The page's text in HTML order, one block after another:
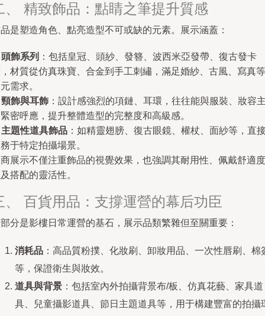
、 精致飾品：點睛之筆提升質感
是塑造角色、點亮造型不可或缺的元素。展示涵蓋：
頭飾系列 ：包括皇冠、頭紗、發簪、波西米亞發帶、復古發卡
材質從仿真珠寶、合金到手工刺繡，滿足婚紗、古風、寫真等
需求。
頸飾與耳飾 ：設計感強烈的項鏈、耳環，往往能與服裝、妝容
密呼應，提升整體造型的完整度和高級感。
主題性道具飾品 ：如精靈翅膀、復古眼鏡、權杖、面紗等，直
于特定拍攝場景。
展示不僅注重飾品的視覺效果，也強調其耐用性、佩戴舒適度
搭配的靈活性。
、 百貨用品：支撐運營的幕后功臣
分是影樓日常運營的基石，展示品類繁雜但至關重要：
消耗品 ：高品質粉撲、化妝刷、卸妝用品、一次性唇刷、棉
等，保證衛生與妝效。
道具與背景 ：包括室內外拍攝背景布/板、仿真花藝、家具道
具、兒童攝影道具、節日主題道具等，用于構建豐富的拍攝